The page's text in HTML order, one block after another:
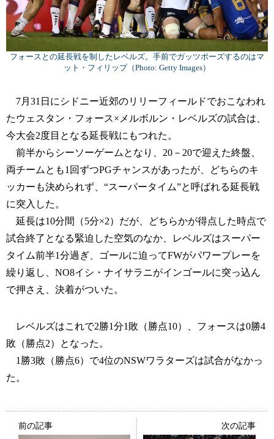
フォースとの延長戦を制したレベルズ。手前でガッツポーズするのはマ
ット・フィリップ（Photo: Getty Images）
7月31日にシドニー近郊のリリーフィールドでおこなわれ
たウェスタン・フォース×メルボルン・レベルズの試合は、
今大会2度目となる延長戦にもつれた。
前半からシーソーゲームとなり、20－20で迎えた終盤、
両チームとも1回ずつPGチャンスがあったが、どちらのキ
ッカーも決められず、“スーパータイム”と呼ばれる延長戦
に突入した。
延長は10分間（5分×2）だが、どちらかが得点した時点で
試合終了となる緊迫した空気のなか、レベルズはスーパー
タイム前半1分過ぎ、ゴールに迫ってFWがパワープレーを
繰り返し、NO8イシ・ナイサラニがインゴールに突っ込ん
で押さえ、決着がついた。
レベルズはこれで2勝1分1敗（勝点10）、フォースは0勝4
敗（勝点2）となった。
1勝3敗（勝点6）で4位のNSWワラターズは試合がなかっ
た。
前の記事 次の記事